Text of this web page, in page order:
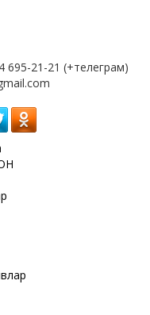
695-21-21 (+телеграм)